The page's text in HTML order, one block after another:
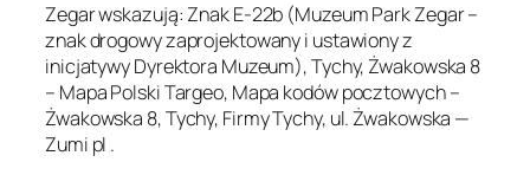
Zegar wskazują: Znak E-22b (Muzeum Park Zegar –
znak drogowy zaprojektowany i ustawiony z
inicjatywy Dyrektora Muzeum), Tychy, Żwakowska 8
– Mapa Polski Targeo, Mapa kodów pocztowych –
Żwakowska 8, Tychy, Firmy Tychy, ul. Żwakowska —
Zumi pl .